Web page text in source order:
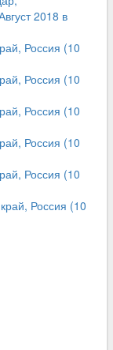
2018 в
Россия (10
Россия (10
Россия (10
Россия (10
Россия (10
Россия (10